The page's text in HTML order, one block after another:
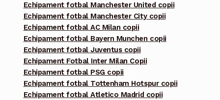
Echipament fotbal Manchester United copii
Echipament fotbal Manchester City copii
Echipament fotbal AC Milan copii
Echipament fotbal Bayern Munchen copii
Echipament fotbal Juventus copii
Echipament Fotbal Inter Milan Copii
Echipament fotbal PSG copii
Echipament fotbal Tottenham Hotspur copii
Echipament fotbal Atletico Madrid copii